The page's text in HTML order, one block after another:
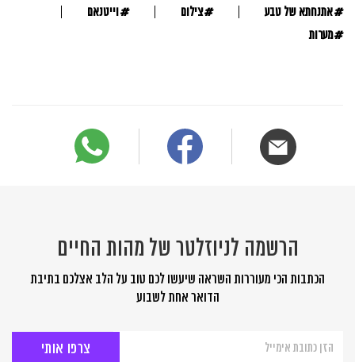
#אתנחתא של טבע #צילום #וייטנאם
#מערות
הרשמה לניוזלטר של מהות החיים
הכתבות הכי מעוררות השראה שיעשו לכם טוב על הלב אצלכם בתיבת
הדואר אחת לשבוע
לניוזלטר